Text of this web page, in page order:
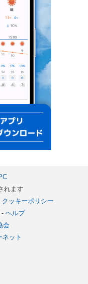
れます
クッキーポリシー
ヘルプ
会
ット